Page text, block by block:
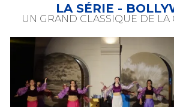
LA SÉRIE -
UN GRAND CLASSIQUE DE LA